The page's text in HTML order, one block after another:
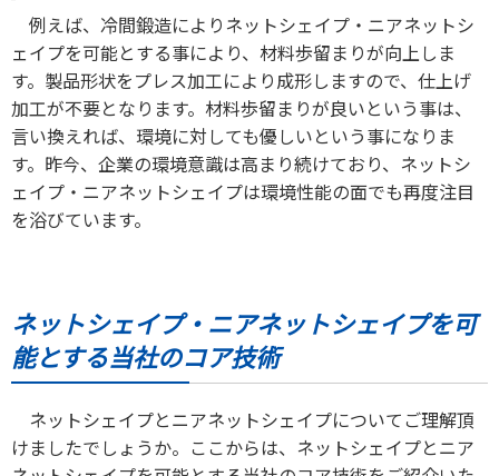
例えば、冷間鍛造によりネットシェイプ・ニアネットシ
ェイプを可能とする事により、材料歩留まりが向上しま
す。製品形状をプレス加工により成形しますので、仕上げ
加工が不要となります。材料歩留まりが良いという事は、
言い換えれば、環境に対しても優しいという事になりま
す。昨今、企業の環境意識は高まり続けており、ネットシ
ェイプ・ニアネットシェイプは環境性能の面でも再度注目
を浴びています。
ネットシェイプ・ニアネットシェイプを可
能とする当社のコア技術
ネットシェイプとニアネットシェイプについてご理解頂
けましたでしょうか。ここからは、ネットシェイプとニア